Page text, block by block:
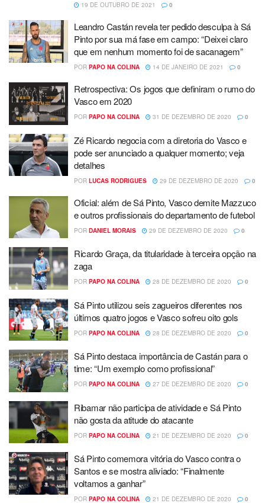
19 DE OUTUBRO DE 2021
0
Leandro Castán revela ter pedido desculpa à Sá
Pinto por sua má fase em campo: “Deixei claro
que em nenhum momento foi de sacanagem”
POR PAPO NA COLINA 14 DE JANEIRO DE 2021 0
Retrospectiva: Os jogos que definiram o rumo do
Vasco em 2020
POR PAPO NA COLINA 31 DE DEZEMBRO DE 2020 0
Zé Ricardo negocia com a diretoria do Vasco e
pode ser anunciado a qualquer momento; veja
detalhes
POR LUCAS RODRIGUES 29 DE DEZEMBRO DE 2020 0
Oficial: além de Sá Pinto, Vasco demite Mazzuco
e outros profissionais do departamento de futebol
POR DANIEL MORAIS 29 DE DEZEMBRO DE 2020 0
Ricardo Graça, da titularidade à terceira opção na
zaga
POR PAPO NA COLINA 28 DE DEZEMBRO DE 2020 0
Sá Pinto utilizou seis zagueiros diferentes nos
últimos quatro jogos e Vasco sofreu oito gols
POR PAPO NA COLINA 28 DE DEZEMBRO DE 2020 0
Sá Pinto destaca importância de Castán para o
time: “Um exemplo como profissional”
POR PAPO NA COLINA 27 DE DEZEMBRO DE 2020 0
Ribamar não participa de atividade e Sá Pinto
não gosta da atitude do atacante
POR PAPO NA COLINA 21 DE DEZEMBRO DE 2020 0
Sá Pinto comemora vitória do Vasco contra o
Santos e se mostra aliviado: “Finalmente
voltamos a ganhar”
POR PAPO NA COLINA 21 DE DEZEMBRO DE 2020 0